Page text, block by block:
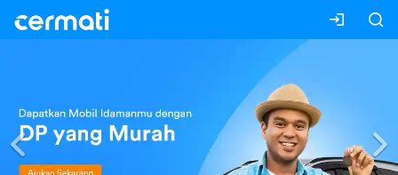
Previous